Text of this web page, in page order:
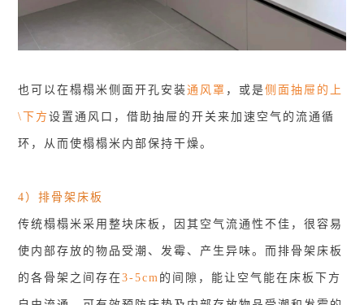
也可以在榻榻米侧面开孔安装通风罩 ，或是侧面抽屉的上
\下方设置通风口，借助抽屉的开关来加速空气的流通循
环，从而使榻榻米内部保持干燥。
4）排骨架床板
传统榻榻米采用整块床板，因其空气流通性不佳，很容易
使内部存放的物品受潮、发霉、产生异味。而排骨架床板
的各骨架之间存在3-5cm 的间隙，能让空气能在床板下方